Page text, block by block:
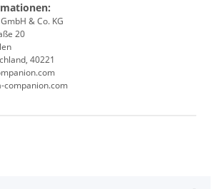
& Co. KG
20
40221
companion.com